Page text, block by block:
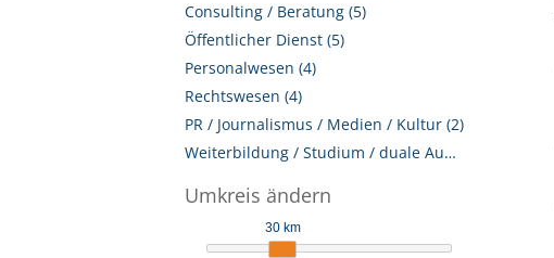
Consulting / Beratung (5)
Öffentlicher Dienst (5)
Personalwesen (4)
Rechtswesen (4)
PR / Journalismus / Medien / Kultur (2)
Weiterbildung / Studium / duale Ausbildung (1)
Umkreis ändern
30 km